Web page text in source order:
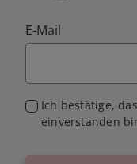
E-Mail
Ich bestätige,
einverstanden